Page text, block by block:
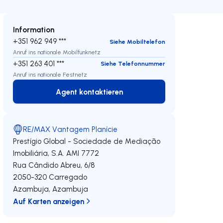
Information
+351 962 949 ***
Siehe Mobiltelefon
Anruf ins nationale Mobilfunknetz
+351 263 401 ***
Siehe Telefonnummer
Anruf ins nationale Festnetz
Agent kontaktieren
Agent kontaktieren
RE/MAX Vantagem Planície
Prestígio Global - Sociedade de Mediação
Imobiliária, S.A. AMI 7772
Rua Cândido Abreu, 6/8
2050-320 Carregado
Azambuja,Azambuja
Auf Karten anzeigen